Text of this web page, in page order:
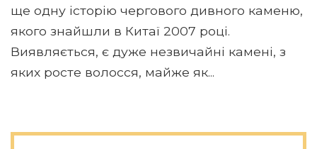
ще одну історію чергового дивного каменю,
якого знайшли в Китаї 2007 році.
Виявляється, є дуже незвичайні камені, з
яких росте волосся, майже як...